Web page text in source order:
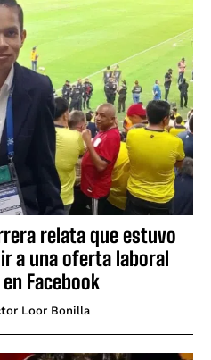
relata que estuvo
a una oferta laboral
Facebook
Loor Bonilla